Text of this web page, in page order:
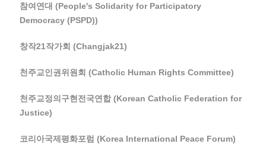
참여연대 (People's Solidarity for Participatory
Democracy (PSPD))
창작21작가회 (Changjak21)
천주교인권위원회 (Catholic Human Rights Committee)
천주교정의구현전국연합 (Korean Catholic Federation for
Justice)
코리아국제평화포럼 (Korea International Peace Forum)